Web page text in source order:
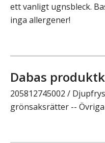
ett vanligt ugnsbleck.
inga allergener!
Dabas
205812745002 /
grönsaksrätter --